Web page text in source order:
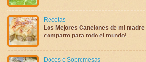
Recetas
Los Mejores Canelones de mi
comparto para todo el mundo!
Doces e Sobremesas